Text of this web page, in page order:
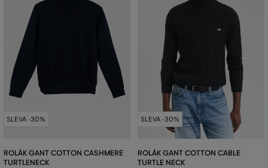
SLEVA -30%
ROLÁK GANT COTTON CASHMERE
TURTLENECK
SLEVA -30%
ROLÁK GANT COTTON CABLE
TURTLE NECK